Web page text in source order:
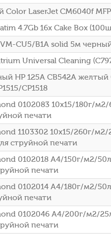
LaserJet CM6040f
4.7Gb 16x Cake Box
CU5/B1A solid 5м
Universal Cleaning
HP 125A CB542A желтый
CP1518
0102083 10x15/180г/
печати
1103302 10x15/260г/
струйной печати
0102018 A4/150г/м2/
печати
0102014 A4/180г/м2/
печати
0102046 A4/200г/м2/
печати